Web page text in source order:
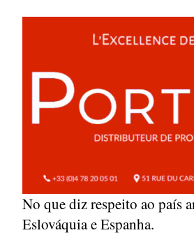
No que diz respeito ao país
Eslováquia e Espanha.